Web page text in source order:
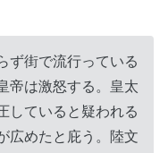
ず街で流行っている
帝は激怒する。皇太
していると疑われる
広めたと庇う。陸文